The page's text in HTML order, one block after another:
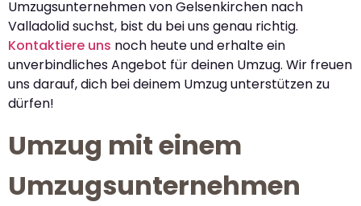
Umzugsunternehmen von Gelsenkirchen nach
Valladolid suchst, bist du bei uns genau richtig.
Kontaktiere uns noch heute und erhalte ein
unverbindliches Angebot für deinen Umzug. Wir freuen
uns darauf, dich bei deinem Umzug unterstützen zu
dürfen!
Umzug mit einem
Umzugsunternehmen